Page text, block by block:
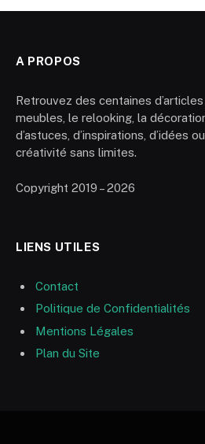
A PROPOS
Retrouvez des centaines
meubles, le relooking, la
d’astuces, d’inspirations, d’idées
créativité sans limites.
Copyright 2019 – 2026
LIENS UTILES
Contact
Politique de Confidentialités
Mentions Légales
Plan du Site